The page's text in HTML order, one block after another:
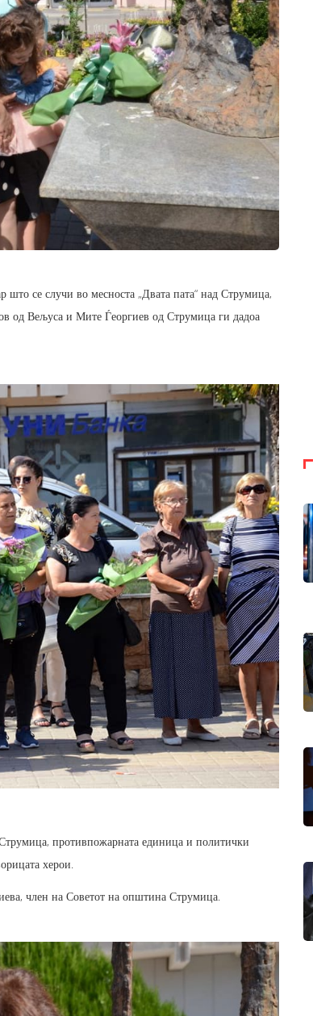
се случи во месноста „Двата пата“ над Струмица,
од Вељуса и Мите Ѓеоргиев од Струмица ги дадоа
противпожарната единица и политички
херои.
член на Советот на општина Струмица.